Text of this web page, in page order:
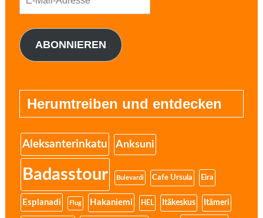
ABONNIEREN
Herumtreiben und entdecken
Aleksanterinkatu Anksuni
Badasstour Bulevardi Cafe Ursula Eira
Esplanadi Flug Hakaniemi HEL Itäkeskus Itämeri